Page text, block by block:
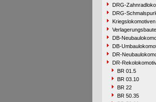
DRG-
DRG-
Kriegslokomotiven
DB-
DB-
DR-
DR-
BR 01.5
BR 03.10
BR 22
BR 50.35